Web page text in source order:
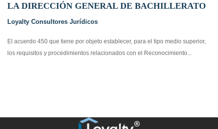
LA DIRECCIÓN GENERAL DE BACHILLERATO
Loyalty Consultores Jurídicos
El acuerdo 450 que tiene por objeto establecer, para el tipo medio superior,
los requisitos y procedimientos relacionados con el Reconocimiento...